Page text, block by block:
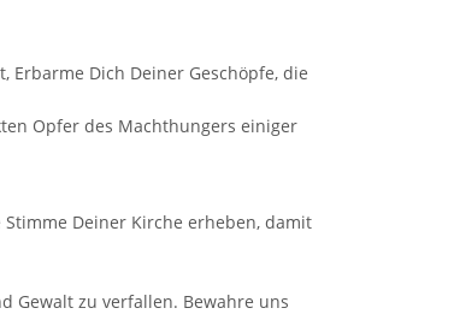
Dich Deiner Geschöpfe, die
Opfer des Machthungers einiger
Deiner Kirche erheben, damit
Gewalt zu verfallen. Bewahre uns